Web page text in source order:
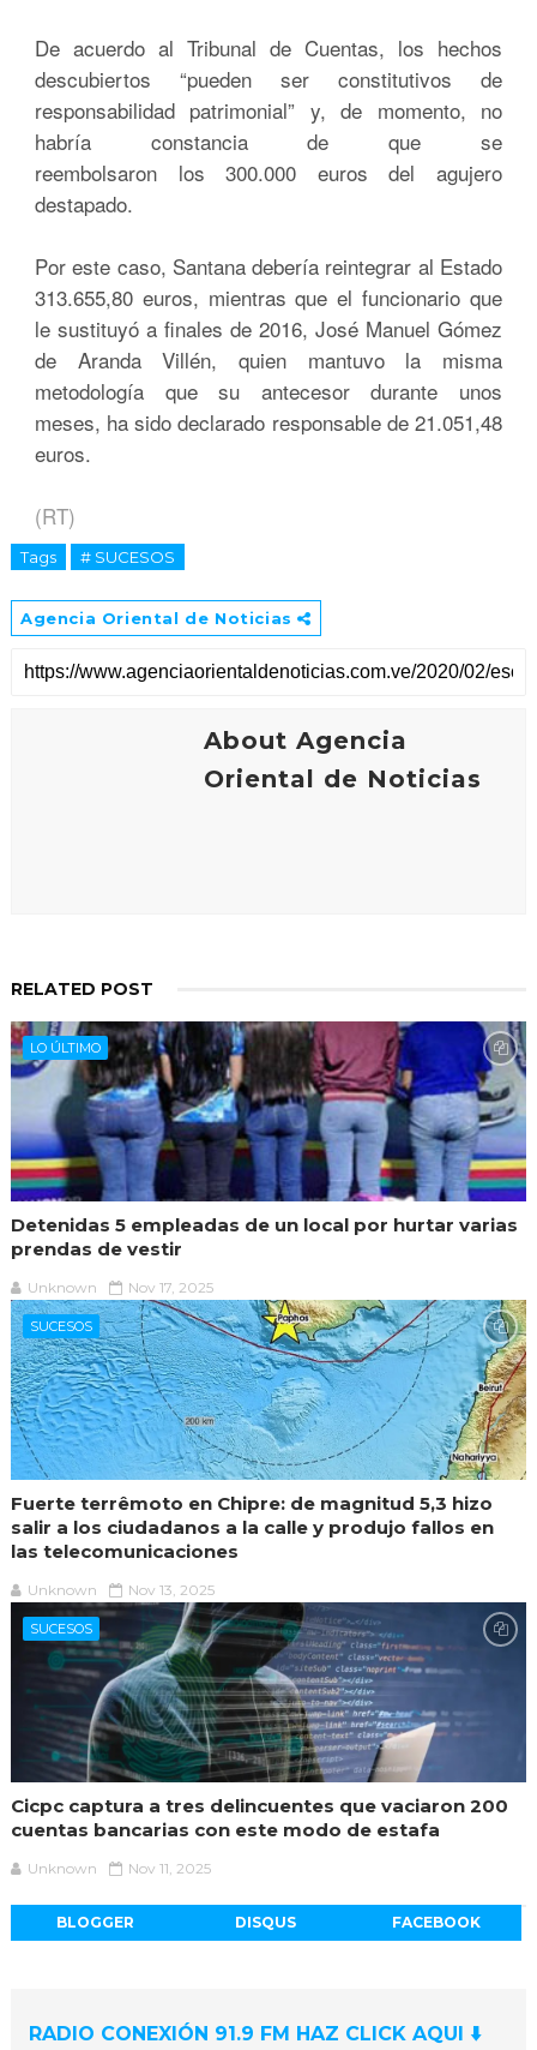
De acuerdo al Tribunal de Cuentas, los hechos
descubiertos “pueden ser constitutivos de
responsabilidad patrimonial” y, de momento, no
habría constancia de que se
reembolsaron los 300.000 euros del agujero
destapado.
Por este caso, Santana debería reintegrar al Estado
313.655,80 euros, mientras que el funcionario que
le sustituyó a finales de 2016, José Manuel Gómez
de Aranda Villén, quien mantuvo la misma
metodología que su antecesor durante unos
meses, ha sido declarado responsable de 21.051,48
euros.
(RT)
Tags # SUCESOS
Agencia Oriental de Noticias
About Agencia
Oriental de Noticias
RELATED POST
LO ÚLTIMO
Detenidas 5 empleadas de un local por hurtar varias
prendas de vestir
Unknown Nov 17, 2025
SUCESOS
Fuerte terrêmoto en Chipre: de magnitud 5,3 hizo
salir a los ciudadanos a la calle y produjo fallos en
las telecomunicaciones
Unknown Nov 13, 2025
SUCESOS
Cicpc captura a tres delincuentes que vaciaron 200
cuentas bancarias con este modo de estafa
Unknown Nov 11, 2025
BLOGGER DISQUS FACEBOOK
RADIO CONEXIÓN 91.9 FM HAZ CLICK AQUI ⬇️